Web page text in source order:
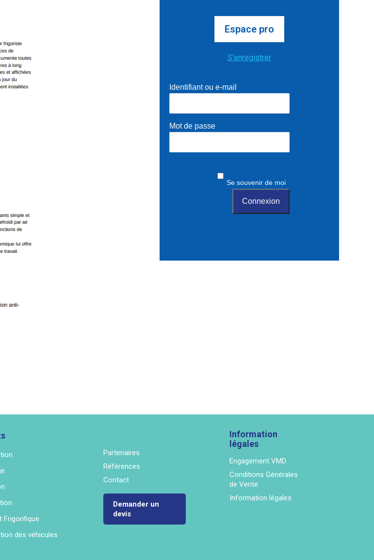
Espace pro
S'enregistrer
Identifiant ou e-mail
Mot de passe
Se souvenir de moi
Frigorifique
des véhicules
Partenaires
Références
Contact
Demander un
devis
Information
légales
Engagement VMD
Conditions Générales
de Vente
Information légales